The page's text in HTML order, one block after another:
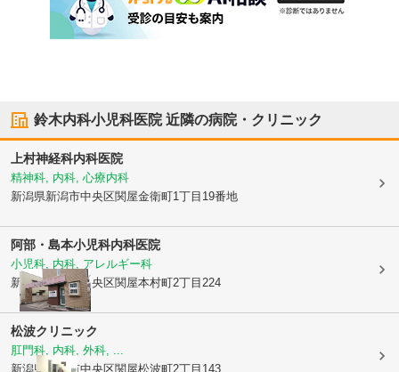
鈴木内科小児科医院近隣の病院・クリニック
上村神経科内科医院
精神科, 内科, 心療内科
新潟県新潟市中央区関屋金衛町1丁目19番地
阿部・島本小児科内科医院
小児科, 内科, アレルギー科
新潟県新潟市中央区関屋本村町2丁目224
松波クリニック
肛門科, 内科, 外科, ...
新潟県新潟市中央区関屋松波町2丁目143